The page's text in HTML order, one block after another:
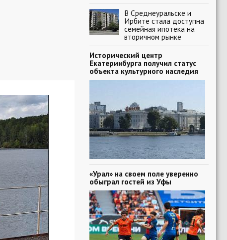
В Среднеуральске и
Ирбите стала доступна
семейная ипотека на
вторичном рынке
Исторический центр
Екатеринбурга получил статус
объекта культурного наследия
«Урал» на своем поле уверенно
обыграл гостей из Уфы